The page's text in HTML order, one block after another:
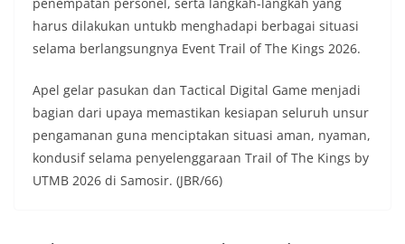
harus dilakukan untukb menghadapi berbagai situasi
selama berlangsungnya Event Trail of The Kings 2026.
Apel gelar pasukan dan Tactical Digital Game menjadi
bagian dari upaya memastikan kesiapan seluruh unsur
pengamanan guna menciptakan situasi aman, nyaman,
kondusif selama penyelenggaraan Trail of The Kings by
UTMB 2026 di Samosir. (JBR/66)